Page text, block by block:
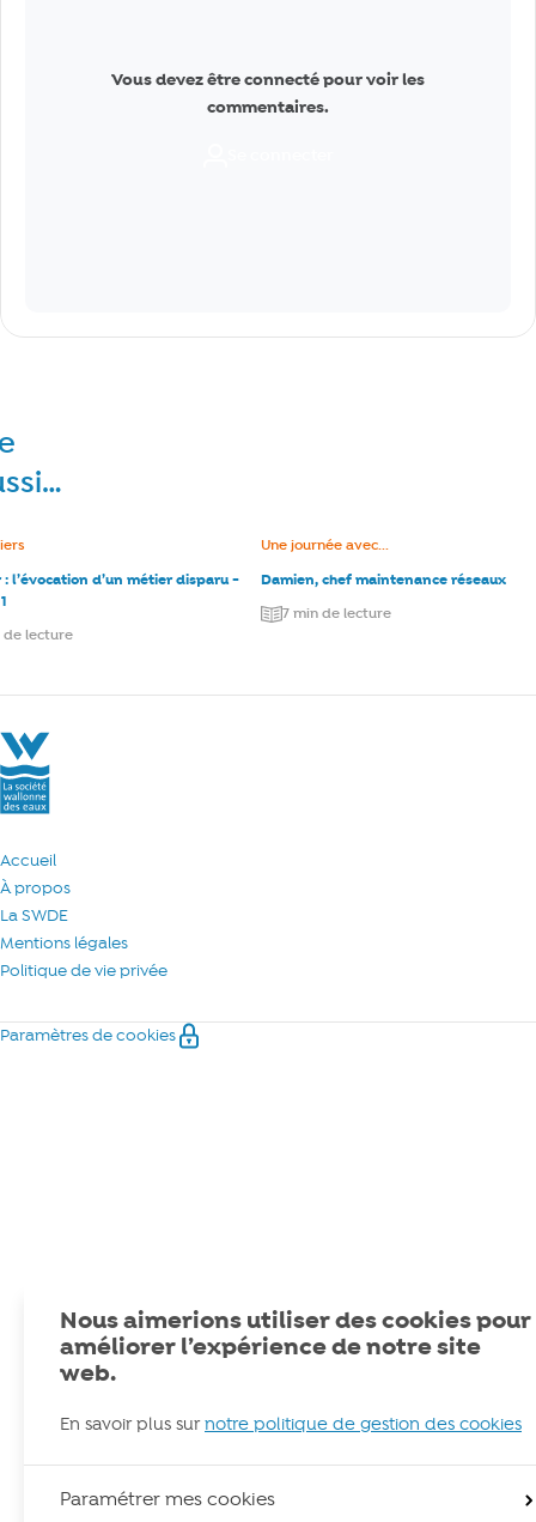
Vous devez être connecté pour voir les
commentaires.
l’évocation d’un métier disparu -
:
de lecture
Damien, chef maintenance réseaux
Catégorie :
Une journée avec...
7 min de lecture
La Société Wallonne des Eaux
Accueil
À propos
La SWDE
Mentions légales
Politique de vie privée
Paramètres de cookies
Nous aimerions utiliser des cookies pour
améliorer l’expérience de notre site
web.
En savoir plus surnotre politique de gestion des cookies
Paramétrer mes cookies